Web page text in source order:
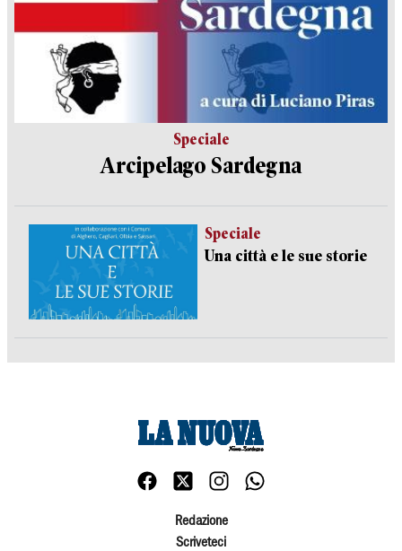
Speciale
Arcipelago Sardegna
Speciale
Una città e le sue storie
Redazione
Scriveteci